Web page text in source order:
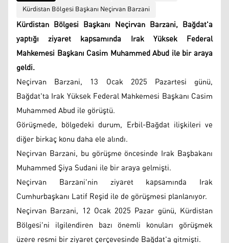
Kürdistan Bölgesi Başkanı Neçirvan Barzani
Kürdistan Bölgesi Başkanı Neçirvan Barzani, Bağdat'a
yaptığı ziyaret kapsamında Irak Yüksek Federal
Mahkemesi Başkanı Casim Muhammed Abud ile bir araya
geldi.
Neçirvan Barzani, 13 Ocak 2025 Pazartesi günü,
Bağdat'ta Irak Yüksek Federal Mahkemesi Başkanı Casim
Muhammed Abud ile görüştü.
Görüşmede, bölgedeki durum, Erbil-Bağdat ilişkileri ve
diğer birkaç konu daha ele alındı.
Neçirvan Barzani, bu görüşme öncesinde Irak Başbakanı
Muhammed Şiya Sudani ile bir araya gelmişti.
Neçirvan Barzani'nin ziyaret kapsamında Irak
Cumhurbaşkanı Latif Reşid ile de görüşmesi planlanıyor.
Neçirvan Barzani, 12 Ocak 2025 Pazar günü, Kürdistan
Bölgesi'ni ilgilendiren bazı önemli konuları görüşmek
üzere resmi bir ziyaret çerçevesinde Bağdat'a gitmişti.